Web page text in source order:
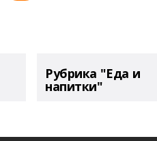
Рубрика "Еда и
напитки"